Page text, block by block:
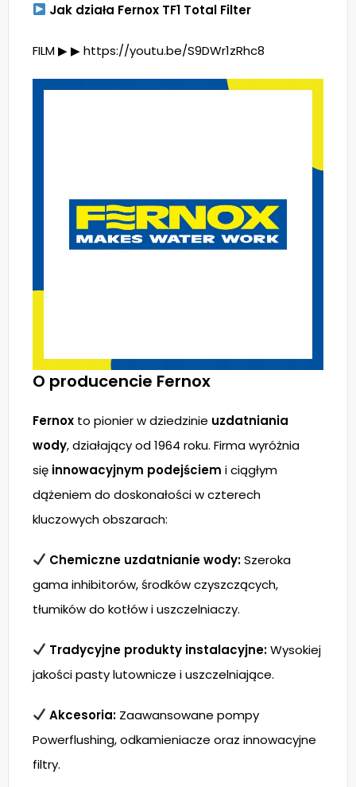
Jak działa Fernox TF1 Total Filter
FILM ▶ ▶ https://youtu.be/S9DWr1zRhc8
O producencie Fernox
Fernox to pionier w dziedzinie uzdatniania
wody, działający od 1964 roku. Firma wyróżnia
się innowacyjnym podejściem i ciągłym
dążeniem do doskonałości w czterech
kluczowych obszarach:
Chemiczne uzdatnianie wody:Szeroka
gama inhibitorów, środków czyszczących,
tłumików do kotłów i uszczelniaczy.
Tradycyjne produkty instalacyjne:Wysokiej
jakości pasty lutownicze i uszczelniające.
Akcesoria: Zaawansowane pompy
Powerflushing, odkamieniacze oraz innowacyjne
filtry.